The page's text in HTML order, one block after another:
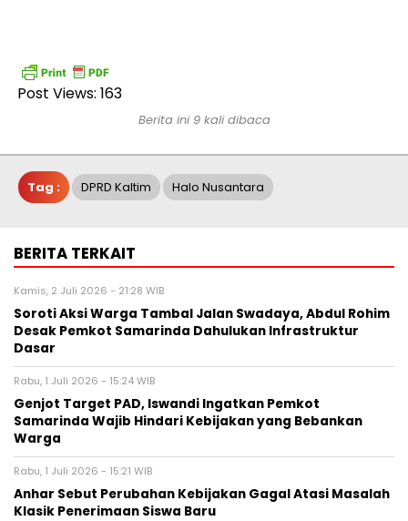
Post Views: 163
Berita ini 9 kali dibaca
Tag : DPRD Kaltim Halo Nusantara
BERITA TERKAIT
Kamis, 2 Juli 2026 - 21:28 WIB
Soroti Aksi Warga Tambal Jalan Swadaya, Abdul Rohim
Desak Pemkot Samarinda Dahulukan Infrastruktur
Dasar
Rabu, 1 Juli 2026 - 15:24 WIB
Genjot Target PAD, Iswandi Ingatkan Pemkot
Samarinda Wajib Hindari Kebijakan yang Bebankan
Warga
Rabu, 1 Juli 2026 - 15:21 WIB
Anhar Sebut Perubahan Kebijakan Gagal Atasi Masalah
Klasik Penerimaan Siswa Baru